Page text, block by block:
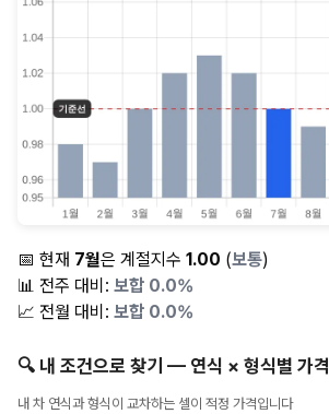
📅 현재 7월은 계절지수 1.00 (보통)
📊 전주 대비: 보합 0.0%
📈 전월 대비: 보합 0.0%
🔍 내 조건으로 찾기 — 연식 × 형식별 가격
내 차 연식과 형식이 교차하는 셀이 적정 가격입니다